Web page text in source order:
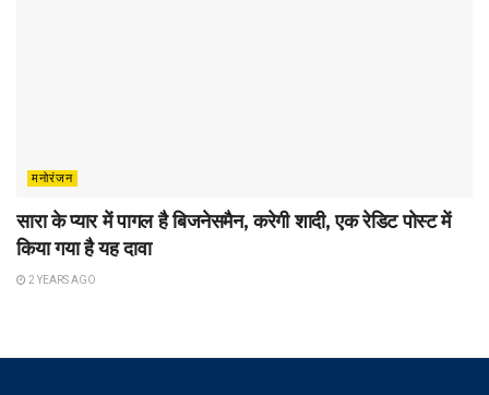
मनोरंजन
सारा के प्यार में पागल है बिजनेसमैन, करेगी शादी, एक रेडिट पोस्ट में
किया गया है यह दावा
2 YEARS AGO